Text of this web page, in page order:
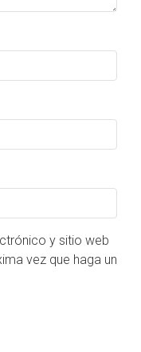
y sitio web
vez que haga un